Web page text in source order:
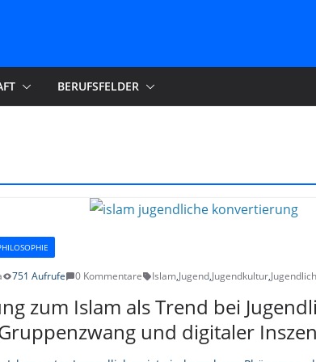
BERUFSFELDER
751 Aufrufe 0 Kommentare Islam,Jugend,Jugendkultur,
zum Islam als Trend bei
und digitaler